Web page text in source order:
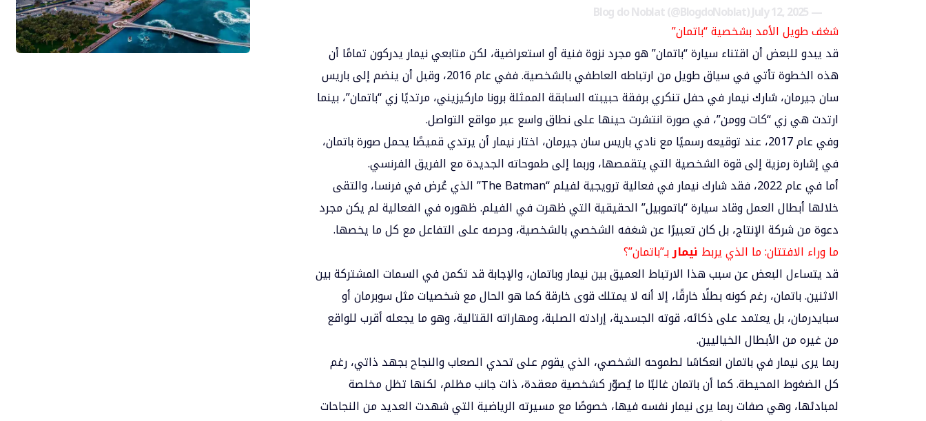
— Blog do Noblat (@BlogdoNoblat)
July 12, 2025
شغف طويل الأمد بشخصية “باتمان”
قد يبدو للبعض أن اقتناء سيارة “باتمان” هو مجرد نزوة فنية أو استعراضية، لكن متابعي نيمار يدركون تمامًا أن
هذه الخطوة تأتي في سياق طويل من ارتباطه العاطفي بالشخصية. ففي عام 2016، وقبل أن ينضم إلى باريس
سان جيرمان، شارك نيمار في حفل تنكري برفقة حبيبته السابقة الممثلة برونا ماركيزيني، مرتديًا زي “باتمان”، بينما
ارتدت هي زي “كات وومن”، في صورة انتشرت حينها على نطاق واسع عبر مواقع التواصل.
وفي عام 2017، عند توقيعه رسميًا مع نادي باريس سان جيرمان، اختار نيمار أن يرتدي قميصًا يحمل صورة باتمان،
في إشارة رمزية إلى قوة الشخصية التي يتقمصها، وربما إلى طموحاته الجديدة مع الفريق الفرنسي.
أما في عام 2022، فقد شارك نيمار في فعالية ترويجية لفيلم “The Batman” الذي عُرض في فرنسا، والتقى
خلالها أبطال العمل وقاد سيارة “باتموبيل” الحقيقية التي ظهرت في الفيلم. ظهوره في الفعالية لم يكن مجرد
دعوة من شركة الإنتاج، بل كان تعبيرًا عن شغفه الشخصي بالشخصية، وحرصه على التفاعل مع كل ما يخصها.
ما وراء الافتتان: ما الذي يربط نيماربـ”باتمان”؟
قد يتساءل البعض عن سبب هذا الارتباط العميق بين نيمار وباتمان، والإجابة قد تكمن في السمات المشتركة بين
الاثنين. باتمان، رغم كونه بطلًا خارقًا، إلا أنه لا يمتلك قوى خارقة كما هو الحال مع شخصيات مثل سوبرمان أو
سبايدرمان، بل يعتمد على ذكائه، قوته الجسدية، إرادته الصلبة، ومهاراته القتالية، وهو ما يجعله أقرب للواقع
من غيره من الأبطال الخياليين.
ربما يرى نيمار في باتمان انعكاسًا لطموحه الشخصي، الذي يقوم على تحدي الصعاب والنجاح بجهد ذاتي، رغم
كل الضغوط المحيطة. كما أن باتمان غالبًا ما يُصوّر كشخصية معقدة، ذات جانب مظلم، لكنها تظل مخلصة
لمبادئها، وهي صفات ربما يرى نيمار نفسه فيها، خصوصًا مع مسيرته الرياضية التي شهدت العديد من النجاحات